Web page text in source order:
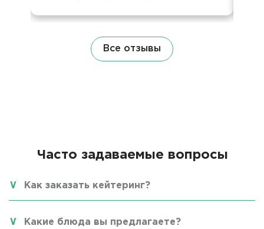
Все отзывы
Часто задаваемые вопросы
Как заказать кейтеринг?
Какие блюда вы предлагаете?